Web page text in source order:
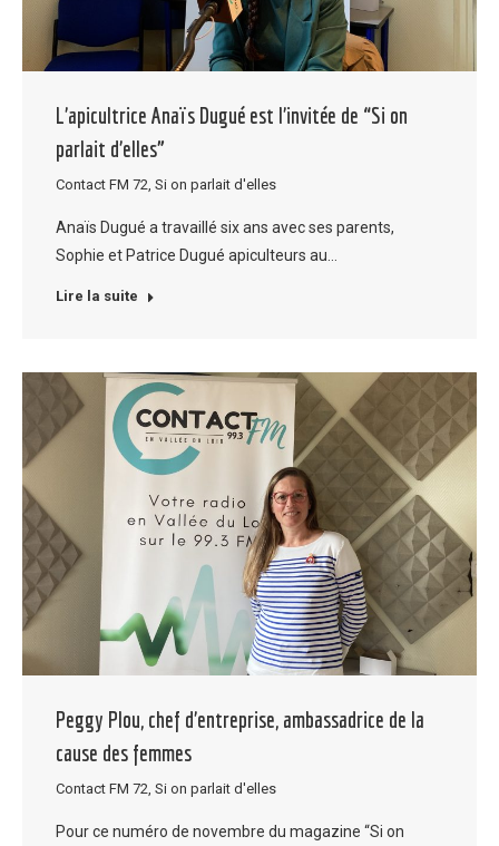
L’apicultrice Anaïs Dugué est l’invitée de “Si on
parlait d’elles”
Contact FM 72 Si on parlait d'elles
Anaïs Dugué a travaillé six ans avec ses parents,
Sophie et Patrice Dugué apiculteurs au…
Lire la suite
Peggy Plou, chef d’entreprise, ambassadrice de la
cause des femmes
Contact FM 72 Si on parlait d'elles
Pour ce numéro de novembre du magazine “Si on